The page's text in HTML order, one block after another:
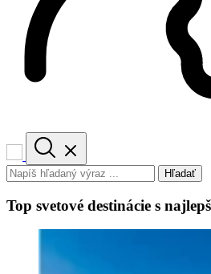
Hľadať
Top svetové destinácie s